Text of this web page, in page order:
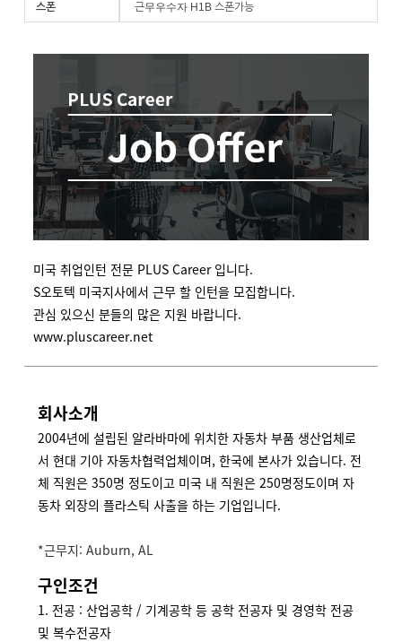
스폰 근무우수자 H1B 스폰가능
미국 취업인턴 전문 PLUS Career 입니다.
S오토텍 미국지사에서 근무 할 인턴을 모집합니다.
관심 있으신 분들의 많은 지원 바랍니다.
www.pluscareer.net
회사소개
2004년에 설립된 알라바마에 위치한 자동차 부품 생산업체로
서 현대 기아 자동차협력업체이며, 한국에 본사가 있습니다. 전
체 직원은 350명 정도이고 미국 내 직원은 250명정도이며 자
동차 외장의 플라스틱 사출을 하는 기업입니다.
*근무지: Auburn, AL
구인조건
1. 전공 : 산업공학 / 기계공학 등 공학 전공자 및 경영학 전공
및 복수전공자